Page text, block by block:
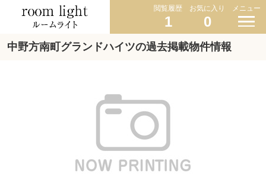
閲覧履歴
1
お気に入り
0
メニュー
中野方南町グランドハイツの過去掲載物件情報